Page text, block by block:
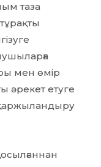
таза
мен өмір
әрекет етуге
қаржыландыру